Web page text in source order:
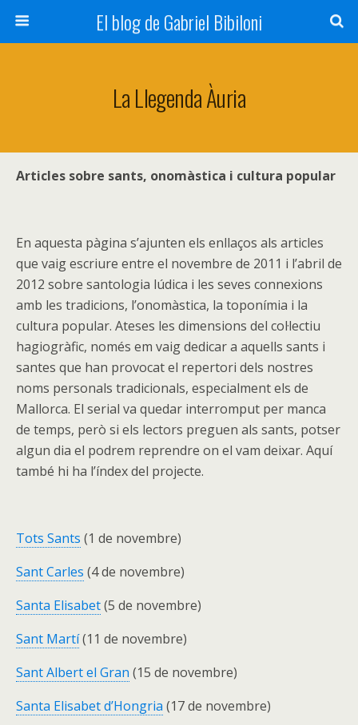
El blog de Gabriel Bibiloni
La Llegenda Àuria
Articles sobre sants, onomàstica i cultura popular
En aquesta pàgina s’ajunten els enllaços als articles
que vaig escriure entre el novembre de 2011 i l’abril de
2012 sobre santologia lúdica i les seves connexions
amb les tradicions, l’onomàstica, la toponímia i la
cultura popular. Ateses les dimensions del col·lectiu
hagiogràfic, només em vaig dedicar a aquells sants i
santes que han provocat el repertori dels nostres
noms personals tradicionals, especialment els de
Mallorca. El serial va quedar interromput per manca
de temps, però si els lectors preguen als sants, potser
algun dia el podrem reprendre on el vam deixar. Aquí
també hi ha l’índex del projecte.
Tots Sants (1 de novembre)
Sant Carles (4 de novembre)
Santa Elisabet(5 de novembre)
Sant Martí(11 de novembre)
Sant Albert el Gran (15 de novembre)
Santa Elisabet d’Hongria (17 de novembre)